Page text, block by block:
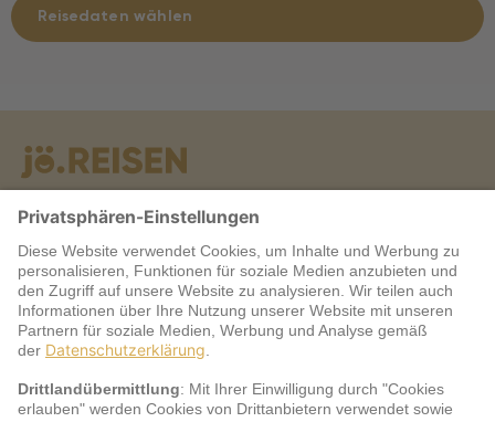
Reisedaten wählen
Warum jö?
Service
jö Bonus Club Partner